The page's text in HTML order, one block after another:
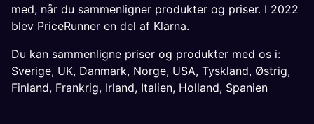
med, når du sammenligner produkter og priser. I 2022
blev PriceRunner en del af Klarna.
Du kan sammenligne priser og produkter med os i:
Sverige, UK, Danmark, Norge, USA, Tyskland, Østrig,
Finland, Frankrig, Irland, Italien, Holland, Spanien